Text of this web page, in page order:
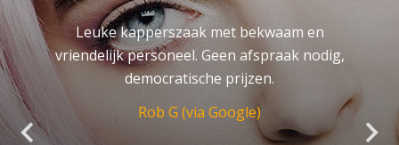
Leuke kapperszaak met bekwaam en
vriendelijk personeel. Geen afspraak nodig,
democratische prijzen.
Rob G (via Google)